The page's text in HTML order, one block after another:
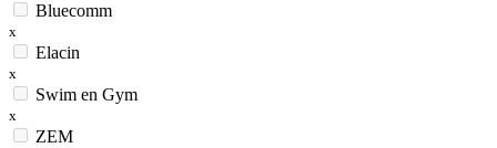
Bluecomm
x
Elacin
x
Swim en Gym
x
ZEM